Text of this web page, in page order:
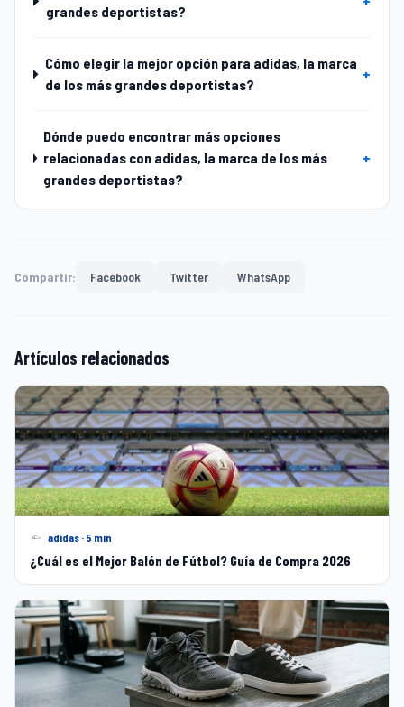
grandes deportistas?
Cómo elegir la mejor opción para adidas, la marca
de los más grandes deportistas?
+
Dónde puedo encontrar más opciones
relacionadas con adidas, la marca de los más
grandes deportistas?
+
Compartir: Facebook Twitter WhatsApp
Artículos relacionados
adidas · 5 min
¿Cuál es el Mejor Balón de Fútbol? Guía de Compra 2026